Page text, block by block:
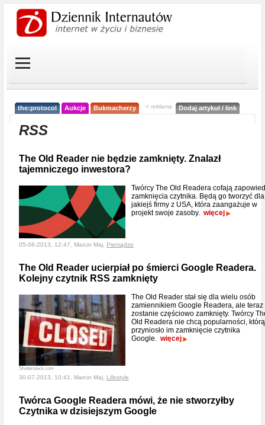
the:protocol Aukcje Bukmacherzy < reklama Dodaj artykuł / link
RSS
The Old Reader nie będzie zamknięty. Znalazł
tajemniczego inwestora?
Twórcy The Old Readera cofają
zamknięcia czytnika. Będą go tworzyć dla
jakiejś firmy z USA, która zaangażuje w
projekt swoje zasoby. więcej
05-08-2013, 12:47, Marcin Maj, Pieniądze
The Old Reader ucierpiał po śmierci Google Readera.
Kolejny czytnik RSS zamknięty
Shutterstock.com
The Old Reader stał się dla wielu osób
zamiennikiem Google Readera, ale teraz
zostanie częściowo zamknięty. Twórcy
Old Readera nie chcą popularności, którą
przyniosło im zamknięcie czytnika
Google. więcej
30-07-2013, 10:41, Marcin Maj, Lifestyle
Twórca Google Readera mówi, że nie stworzyłby
Czytnika w dzisiejszym Google